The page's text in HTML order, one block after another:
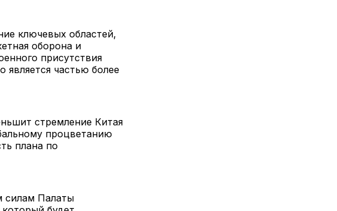
ключевых областей,
оборона и
присутствия
частью более
стремление Китая
процветанию
плана по
силам Палаты